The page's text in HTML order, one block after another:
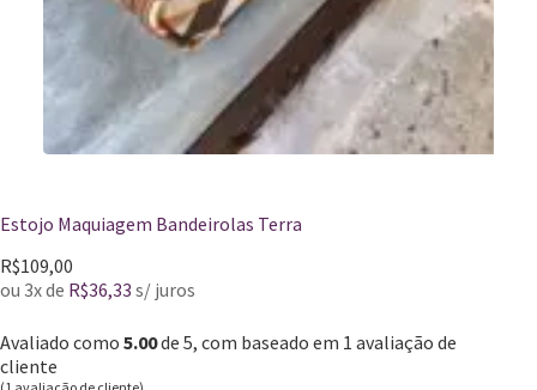
Estojo Maquiagem Bandeirolas Terra
R$109,00
ou 3x de R$36,33 s/ juros
Avaliado como 5.00de 5, com baseado em 1 avaliação de
cliente